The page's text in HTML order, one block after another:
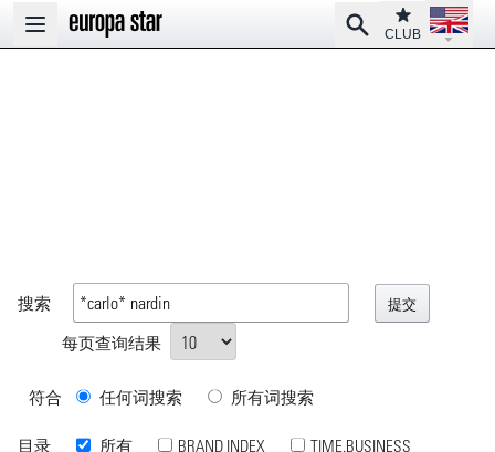
Open main menu
SearchClub
CLUB
Open
搜索
每页查询结果
符合 任何词搜索 所有词搜索
目录 所有 BRAND INDEX
TIME.BUSINESS